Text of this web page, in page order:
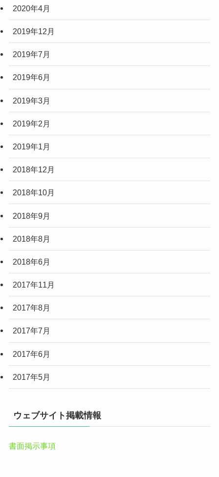
2020年4月
2019年12月
2019年7月
2019年6月
2019年3月
2019年2月
2019年1月
2018年12月
2018年10月
2018年9月
2018年8月
2018年6月
2017年11月
2017年8月
2017年7月
2017年6月
2017年5月
ウェブサイト掲載情報
書面掲示事項